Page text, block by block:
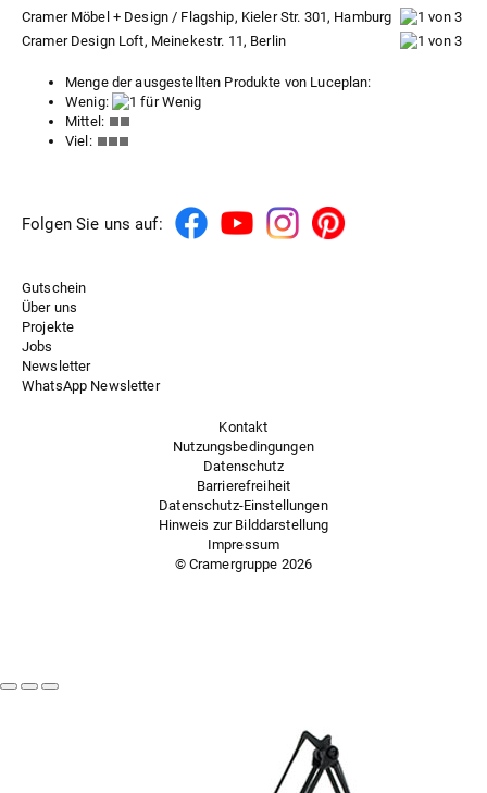
Cramer Möbel + Design / Flagship, Kieler Str. 301, Hamburg
Cramer Design Loft, Meinekestr. 11, Berlin
Menge der ausgestellten Produkte von Luceplan:
Wenig:
Mittel:
Viel:
Folgen Sie uns auf:
Gutschein
Über uns
Projekte
Jobs
Newsletter
WhatsApp Newsletter
Kontakt
Nutzungsbedingungen
Datenschutz
Barrierefreiheit
Datenschutz-Einstellungen
Hinweis zur Bilddarstellung
Impressum
© Cramergruppe 2026